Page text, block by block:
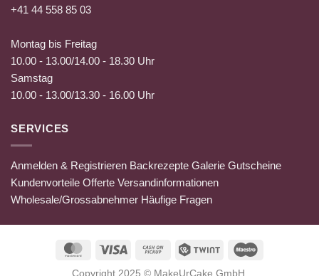
+41 44 558 85 03
Montag bis Freitag
10.00 - 13.00/14.00 - 18.30 Uhr
Samstag
10.00 - 13.00/13.30 - 16.00 Uhr
SERVICES
Anmelden & Registrieren Backrezepte Galerie Gutscheine
Kundenvorteile Offerte Versandinformationen
Wholesale/Grossabnehmer Häufige Fragen
MasterCardVisa
Cash
Twint
Copyright 2025 © MakeUrCake GmbH